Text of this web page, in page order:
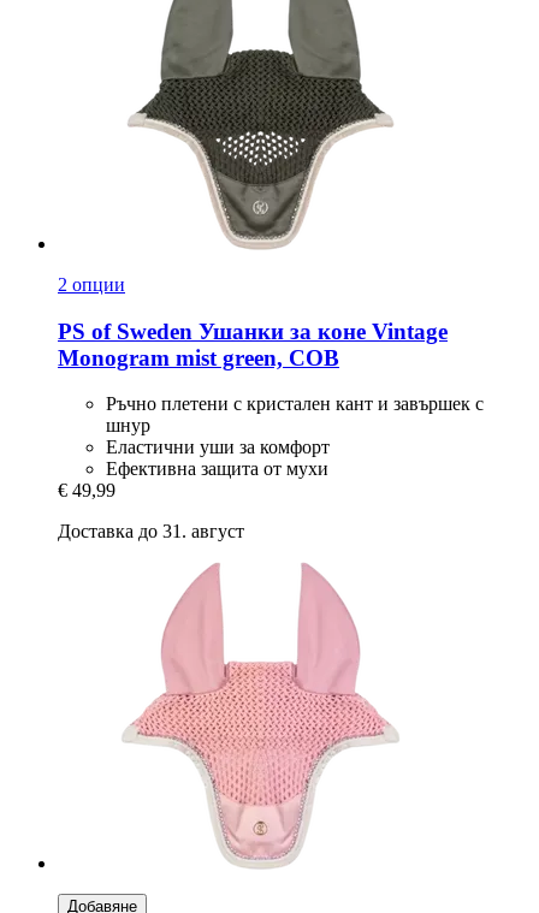
2 опции
PS of Sweden Ушанки за коне Vintage
Monogram mist green, COB
Ръчно плетени с кристален кант и завършек с
шнур
Еластични уши за комфорт
Ефективна защита от мухи
€ 49,99
Доставка до 31. август
Добавяне